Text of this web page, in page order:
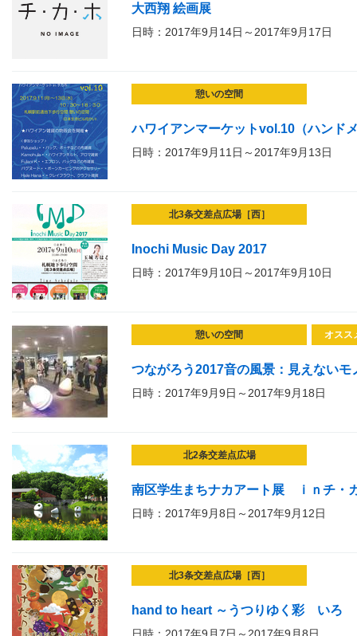
大西翔 絵画展
日時：2017年9月14日～2017年9月17日
憩いの空間
ハワイアンマーケットvol.10（ハンド
日時：2017年9月11日～2017年9月13日
北3条交差点広場［西］
Inochi Music Day 2017
日時：2017年9月10日～2017年9月10日
憩いの空間 オスス
つながろう2017音の風景：見えないモ
日時：2017年9月9日～2017年9月18日
北2条交差点広場
南区学生まちナカアート展 ｉｎチ・
日時：2017年9月8日～2017年9月12日
北3条交差点広場［西］
hand to heart ～うつりゆく彩 いろ